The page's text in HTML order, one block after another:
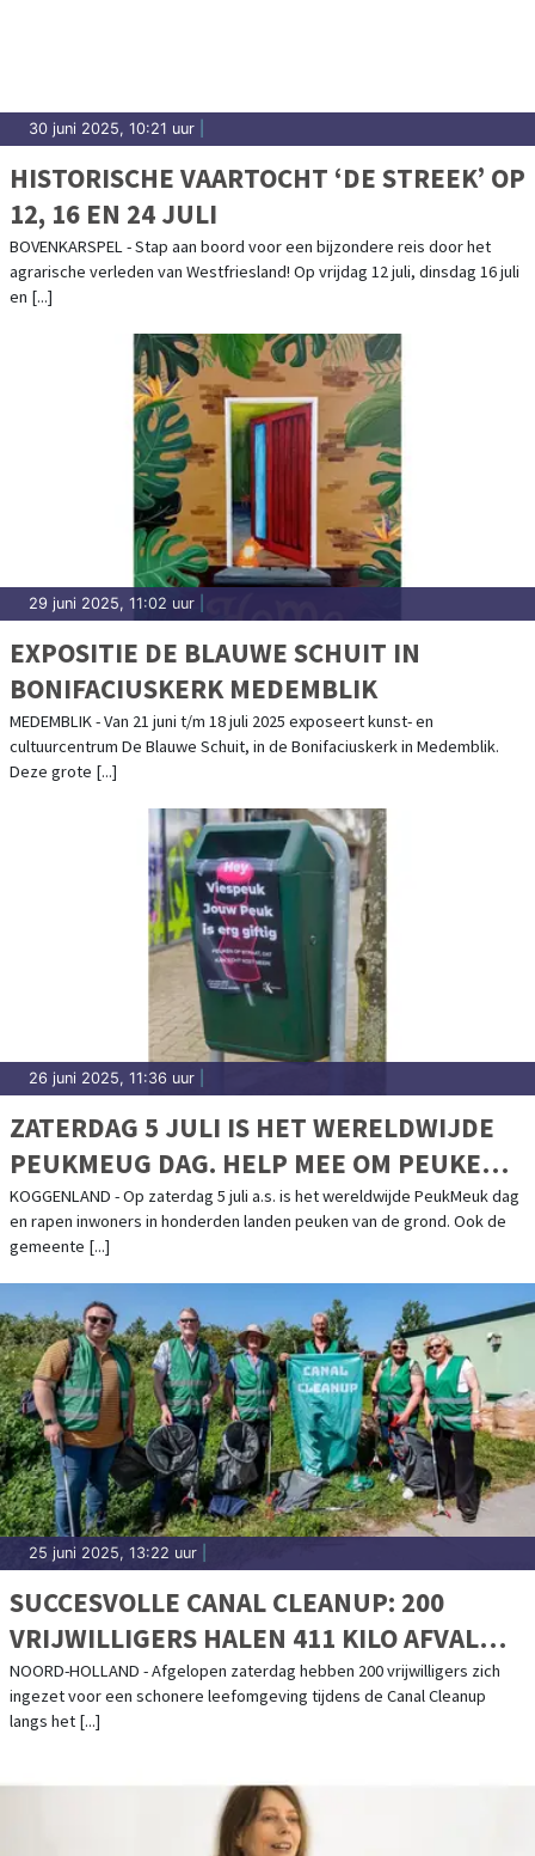
30 juni 2025, 10:21 uur
HISTORISCHE VAARTOCHT ‘DE STREEK’ OP
12, 16 EN 24 JULI
BOVENKARSPEL - Stap aan boord voor een bijzondere reis door het
agrarische verleden van Westfriesland! Op vrijdag 12 juli, dinsdag 16 juli
en [...]
29 juni 2025, 11:02 uur
EXPOSITIE DE BLAUWE SCHUIT IN
BONIFACIUSKERK MEDEMBLIK
MEDEMBLIK - Van 21 juni t/m 18 juli 2025 exposeert kunst- en
cultuurcentrum De Blauwe Schuit, in de Bonifaciuskerk in Medemblik.
Deze grote [...]
26 juni 2025, 11:36 uur
ZATERDAG 5 JULI IS HET WERELDWIJDE
PEUKMEUG DAG. HELP MEE OM PEUKEN
OP DE GROND OP TE RUIMEN
KOGGENLAND - Op zaterdag 5 juli a.s. is het wereldwijde PeukMeuk dag
en rapen inwoners in honderden landen peuken van de grond. Ook de
gemeente [...]
25 juni 2025, 13:22 uur
SUCCESVOLLE CANAL CLEANUP: 200
VRIJWILLIGERS HALEN 411 KILO AFVAL
UIT HET NOORDHOLLANDSCH KANAAL
NOORD-HOLLAND - Afgelopen zaterdag hebben 200 vrijwilligers zich
ingezet voor een schonere leefomgeving tijdens de Canal Cleanup
langs het [...]